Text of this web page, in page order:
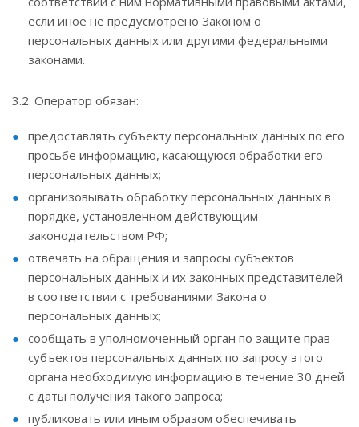
если иное не предусмотрено Законом о
персональных данных или другими федеральными
законами.
3.2. Оператор обязан:
предоставлять субъекту персональных данных по его
просьбе информацию, касающуюся обработки его
персональных данных;
организовывать обработку персональных данных в
порядке, установленном действующим
законодательством РФ;
отвечать на обращения и запросы субъектов
персональных данных и их законных представителей
в соответствии с требованиями Закона о
персональных данных;
сообщать в уполномоченный орган по защите прав
субъектов персональных данных по запросу этого
органа необходимую информацию в течение 30 дней
с даты получения такого запроса;
публиковать или иным образом обеспечивать